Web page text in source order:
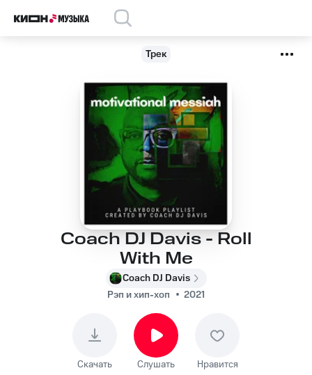
Трек
Coach DJ Davis - Roll
With Me
Coach DJ Davis
Рэп и хип-хоп
2021
Скачать Слушать Нравится